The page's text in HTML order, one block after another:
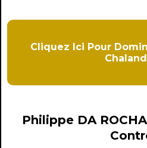
Cliquez Ici Pour
Philippe DA